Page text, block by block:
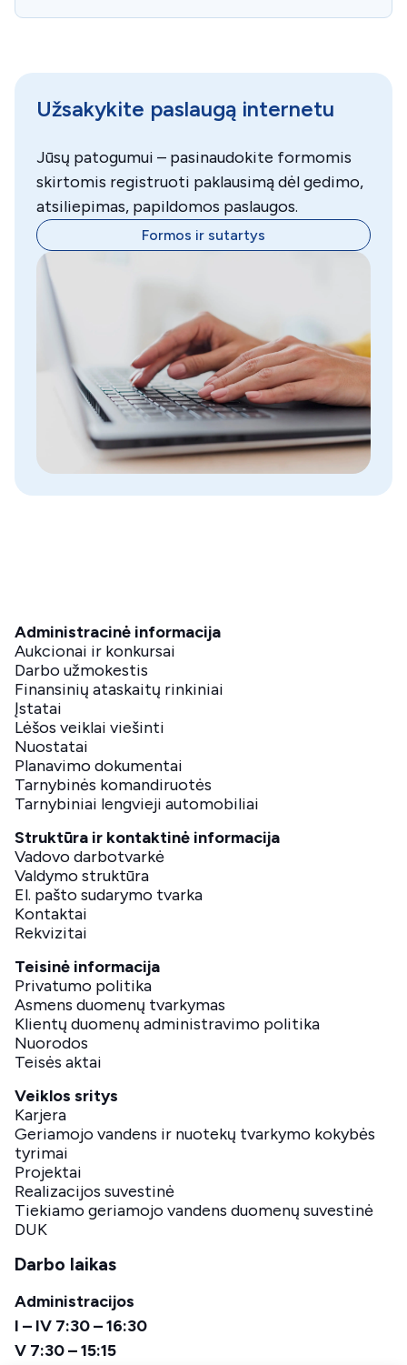
Užsakykite paslaugą internetu
Jūsų patogumui – pasinaudokite formomis
skirtomis registruoti paklausimą dėl gedimo,
atsiliepimas, papildomos paslaugos.
Formos ir sutartys
Administracinė informacija
Aukcionai ir konkursai
Darbo užmokestis
Finansinių ataskaitų rinkiniai
Įstatai
Lėšos veiklai viešinti
Nuostatai
Planavimo dokumentai
Tarnybinės komandiruotės
Tarnybiniai lengvieji automobiliai
Struktūra ir kontaktinė informacija
Vadovo darbotvarkė
Valdymo struktūra
El. pašto sudarymo tvarka
Kontaktai
Rekvizitai
Teisinė informacija
Privatumo politika
Asmens duomenų tvarkymas
Klientų duomenų administravimo politika
Nuorodos
Teisės aktai
Veiklos sritys
Karjera
Geriamojo vandens ir nuotekų tvarkymo kokybės
tyrimai
Projektai
Realizacijos suvestinė
Tiekiamo geriamojo vandens duomenų suvestinė
DUK
Darbo laikas
Administracijos
I – IV 7:30 – 16:30
V 7:30 – 15:15